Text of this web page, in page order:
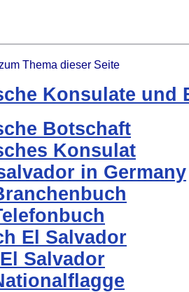
Thema dieser Seite
Konsulate und
Botschaft
Konsulat
in Germany
El Salvador
Salvador